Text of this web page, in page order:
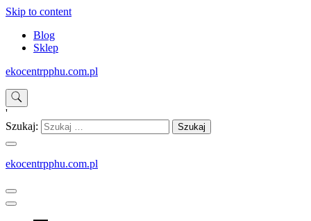
Skip to content
Blog
Sklep
ekocentrpphu.com.pl
'
Szukaj:
ekocentrpphu.com.pl